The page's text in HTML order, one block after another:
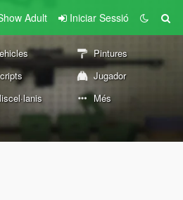
Adult Iniciar Sessió
Pintures
Jugador
Més